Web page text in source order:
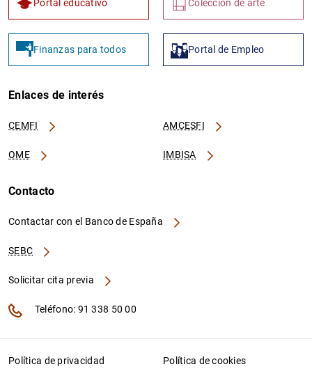
Portal educativo Colección de arte
Finanzas para todos Portal de Empleo
Enlaces de interés
CEMFI AMCESFI
OME IMBISA
Contacto
Contactar con el Banco de España
SEBC
Solicitar cita previa
Teléfono: 91 338 50 00
Política de privacidad Política de cookies